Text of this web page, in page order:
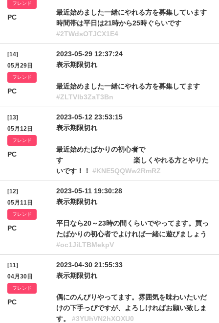
フレンド
PC
最近始めました一緒にやれる方を募集しています
時間帯は平日は21時から25時ぐらいです
#2TWdsOTJCX1E4
[14]
05月29日
フレンド
PC
2023-05-29 12:37:24
表示期限切れ
最近始めました一緒にやれる方を募集してます
#ZLTVlb3ZaT3Bn
[13]
05月12日
フレンド
PC
2023-05-12 23:53:15
表示期限切れ
最近始めたばかりの初心者で
す 楽しくやれる方とやりた
いです！！ #KNE5QQWw2RmRZ
[12]
05月11日
フレンド
PC
2023-05-11 19:30:28
表示期限切れ
平日なら20～23時の間くらいでやってます。買っ
たばかりの初心者でよければ一緒に遊びましょう
#oc1JiLTBMekpV
[11]
04月30日
フレンド
PC
2023-04-30 21:55:33
表示期限切れ
偶にのんびりやってます。雰囲気を味わいたいだ
けの下手っぴですが、よろしければお願い致しま
す。 #3YUhVN2hXOXU0